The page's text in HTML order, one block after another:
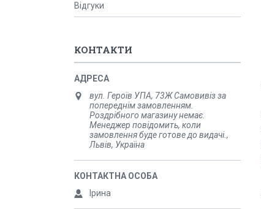
Відгуки
КОНТАКТИ
вул. Героїв УПА, 73Ж Самовивіз за
попереднім замовленням.
Роздрібного магазину немає.
Менеджер повідомить, коли
замовлення буде готове до видачі.,
Львів, Україна
Ірина